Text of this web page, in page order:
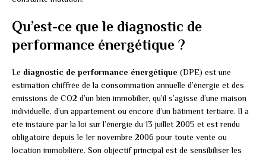
Qu’est-ce que le diagnostic de
performance énergétique ?
Le diagnostic de performance énergétique (DPE) est une
estimation chiffrée de la consommation annuelle d’énergie et des
émissions de CO2 d’un bien immobilier, qu’il s’agisse d’une maison
individuelle, d’un appartement ou encore d’un bâtiment tertiaire. Il a
été instauré par la loi sur l’énergie du 13 juillet 2005 et est rendu
obligatoire depuis le 1er novembre 2006 pour toute vente ou
location immobilière. Son objectif principal est de sensibiliser les